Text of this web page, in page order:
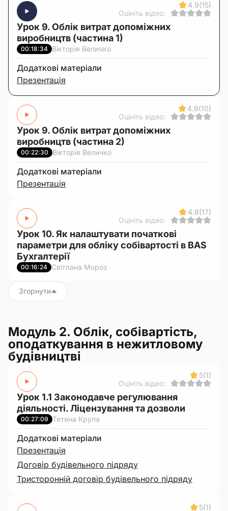
4.9(15)
Оцініть відео:
Урок 9. Облік витрат допоміжних
виробництв (частина 1)
00:18:34 Вікторія Величко
Додаткові матеріали
Презентація
4.9(10)
Оцініть відео:
Урок 9. Облік витрат допоміжних
виробництв (частина 2)
00:22:30 Вікторія Величко
Додаткові матеріали
Презентація
4.8(17)
Оцініть відео:
Урок 10. Як налаштувати початкові
параметри для обліку собівартості в BAS
Бухгалтерії
00:16:24 Світлана Мороз
Згорнути
Модуль 2. Облік, собівартість,
оподаткування в нежитловому
будівництві
5(1)
Оцініть відео:
Урок 1.1 Законодавче регулювання
діяльності. Ліцензування та дозволи
00:27:09 Тетяна Крупа
Додаткові матеріали
Презентація
Договір будівельного підряду
Тристоронній договір будівельного підряду
5(1)